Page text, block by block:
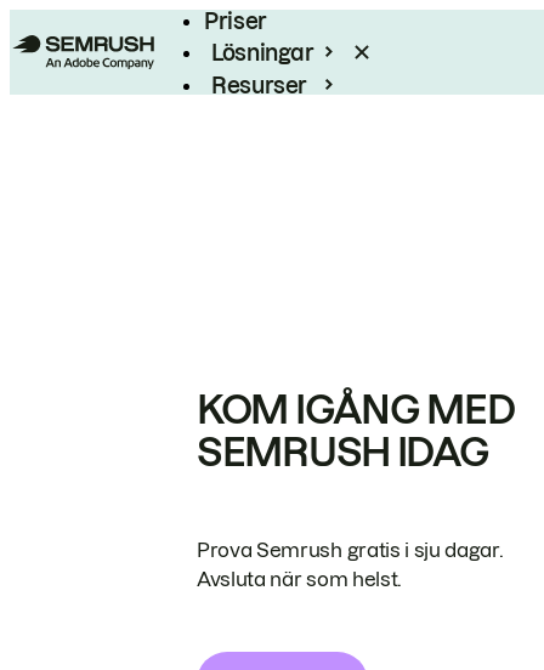
Priser
Lösningar
Resurser
KOM IGÅNG MED
SEMRUSH IDAG
Prova Semrush gratis i sju dagar.
Avsluta när som helst.